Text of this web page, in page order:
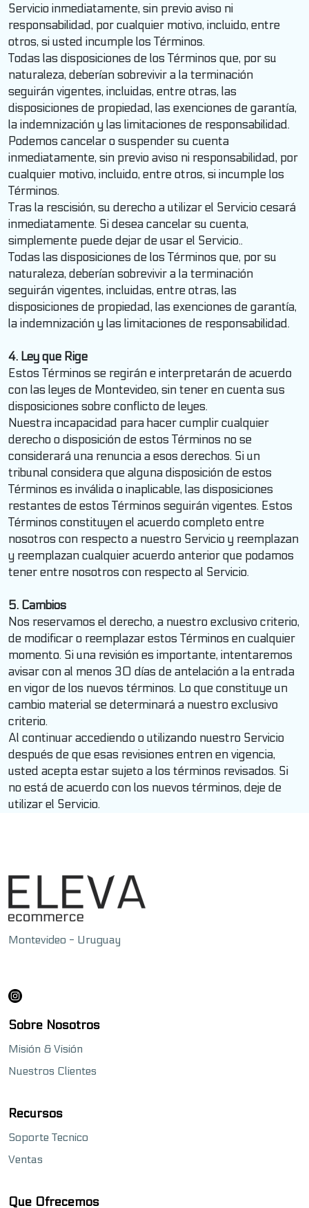
Servicio inmediatamente, sin previo aviso ni
responsabilidad, por cualquier motivo, incluido, entre
otros, si usted incumple los Términos.
Todas las disposiciones de los Términos que, por su
naturaleza, deberían sobrevivir a la terminación
seguirán vigentes, incluidas, entre otras, las
disposiciones de propiedad, las exenciones de garantía,
la indemnización y las limitaciones de responsabilidad.
Podemos cancelar o suspender su cuenta
inmediatamente, sin previo aviso ni responsabilidad, por
cualquier motivo, incluido, entre otros, si incumple los
Términos.
Tras la rescisión, su derecho a utilizar el Servicio cesará
inmediatamente. Si desea cancelar su cuenta,
simplemente puede dejar de usar el Servicio..
Todas las disposiciones de los Términos que, por su
naturaleza, deberían sobrevivir a la terminación
seguirán vigentes, incluidas, entre otras, las
disposiciones de propiedad, las exenciones de garantía,
la indemnización y las limitaciones de responsabilidad.
4. Ley que Rige
Estos Términos se regirán e interpretarán de acuerdo
con las leyes de Montevideo, sin tener en cuenta sus
disposiciones sobre conflicto de leyes.
Nuestra incapacidad para hacer cumplir cualquier
derecho o disposición de estos Términos no se
considerará una renuncia a esos derechos. Si un
tribunal considera que alguna disposición de estos
Términos es inválida o inaplicable, las disposiciones
restantes de estos Términos seguirán vigentes. Estos
Términos constituyen el acuerdo completo entre
nosotros con respecto a nuestro Servicio y reemplazan
y reemplazan cualquier acuerdo anterior que podamos
tener entre nosotros con respecto al Servicio.
5. Cambios
Nos reservamos el derecho, a nuestro exclusivo criterio,
de modificar o reemplazar estos Términos en cualquier
momento. Si una revisión es importante, intentaremos
avisar con al menos 30 días de antelación a la entrada
en vigor de los nuevos términos. Lo que constituye un
cambio material se determinará a nuestro exclusivo
criterio.
Al continuar accediendo o utilizando nuestro Servicio
después de que esas revisiones entren en vigencia,
usted acepta estar sujeto a los términos revisados. Si
no está de acuerdo con los nuevos términos, deje de
utilizar el Servicio.
Montevideo - Uruguay
Sobre Nosotros
Misión & Visión
Nuestros Clientes
Recursos
Soporte Tecnico
Ventas
Que Ofrecemos